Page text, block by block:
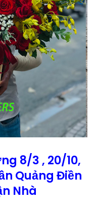
8/3 , 20/10,
Quảng Điền
Nhà